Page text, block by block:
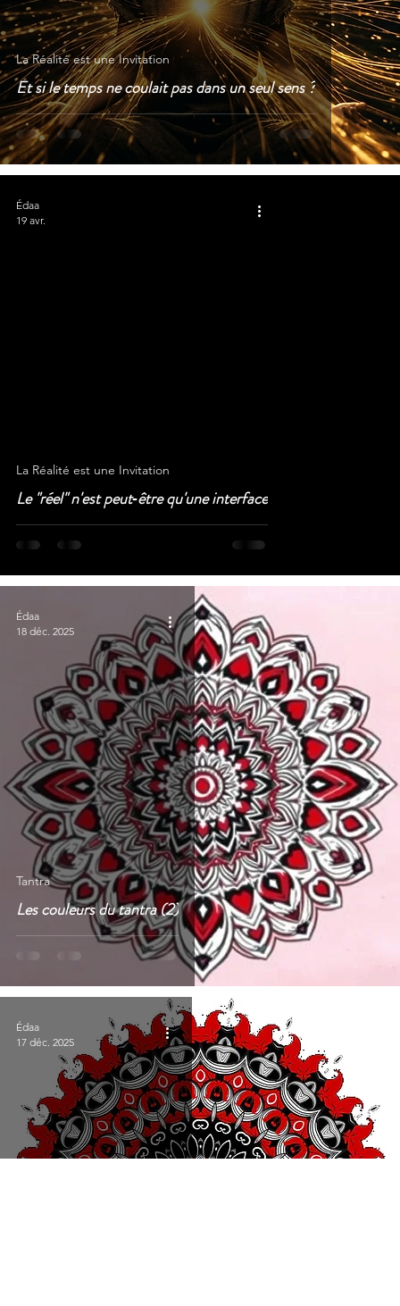
Et si le temps ne coulait pas dans un seul sens ?
La Réalité est une Invitation
Le "réel" n'est peut‑être qu'une interface
La Réalité est une Invitation
Édaa
19 avr.
Les couleurs du tantra (2)
Tantra
Édaa
18 déc. 2025
Édaa
17 déc. 2025